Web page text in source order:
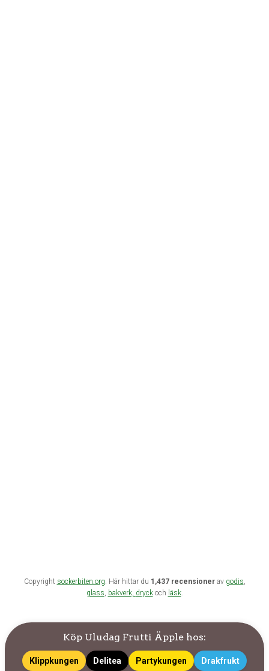
Köp Uludag Frutti Äpple hos:
Klippkungen Delitea Partykungen Drakfrukt
Copyright sockerbiten.org. Här hittar du 1,437 recensionerav godis,
glass, bakverk, dryckoch läsk.